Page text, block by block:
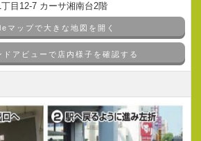
目12-7 カーサ湘南台2階
マップで大きな地図を開く
アビューで店内様子を確認する